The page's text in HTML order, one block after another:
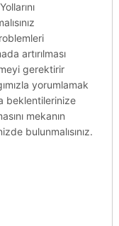
artırılması
gerektirir
yorumlamak
beklentilerinize
mekanın
bulunmalısınız.